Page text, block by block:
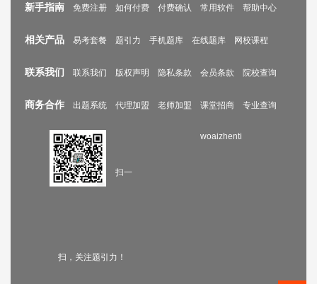
新手指南 免费注册 如何付费 付费确认 常用软件 帮助中心
相关产品 易考套餐 题引力 手机题库 在线题库 网校课程
联系我们 联系我们 版权声明 隐私条款 会员条款 院校查询
商务合作 出题系统 代理加盟 老师加盟 课堂招商 专业查询
扫一
扫，关注题引力！
woaizhenti